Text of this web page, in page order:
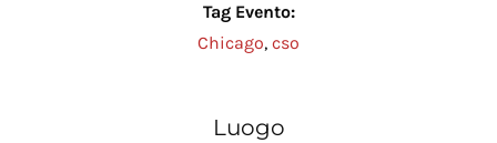
Tag Evento:
Chicago, cso
Luogo